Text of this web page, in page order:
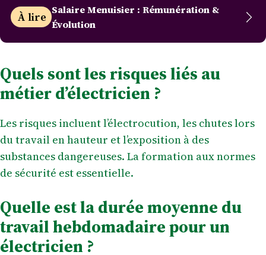
À lire Salaire Menuisier : Rémunération &
Évolution
Quels sont les risques liés au
métier d’électricien ?
Les risques incluent l’électrocution, les chutes lors
du travail en hauteur et l’exposition à des
substances dangereuses. La formation aux normes
de sécurité est essentielle.
Quelle est la durée moyenne du
travail hebdomadaire pour un
électricien ?